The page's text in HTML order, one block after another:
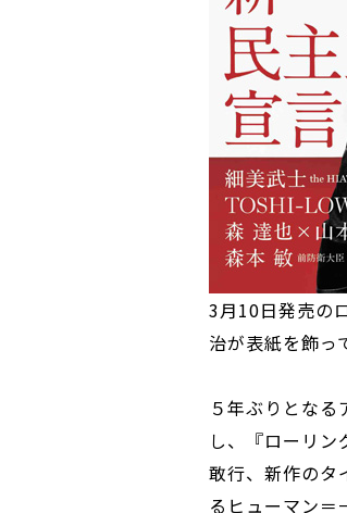
3月10日発売の
治が表紙を飾っ
５年ぶりとな
し、『ローリ
敢行、新作のタ
るヒューマン＝